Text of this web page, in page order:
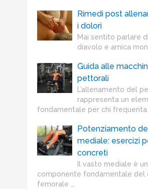
Rimedi post
i dolori
Mai sentito parlare
diavolo e arnica
Guida alle
pettorali
L’allenamento del
rappresenta un
fondamentale per chi frequenta …
Potenziamento
mediale: esercizi
concreti
Il vasto mediale è
componente fondamentale del
femorale …